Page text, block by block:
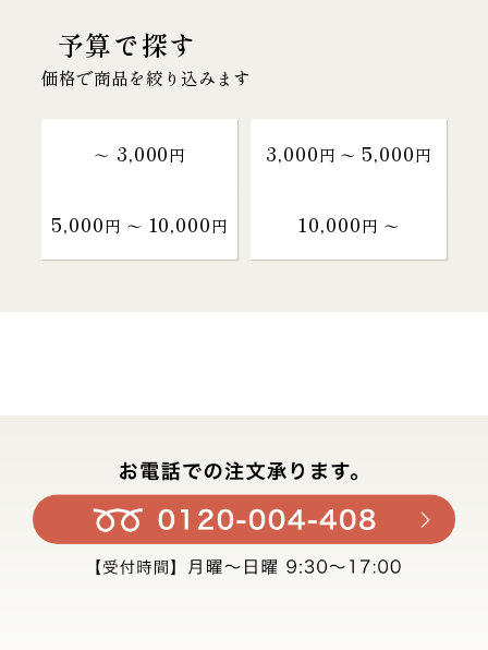
予算で探す
価格で商品を絞り込みます
～ 3,000円 3,000円 〜 5,000円
5,000円 〜 10,000円 10,000円 〜